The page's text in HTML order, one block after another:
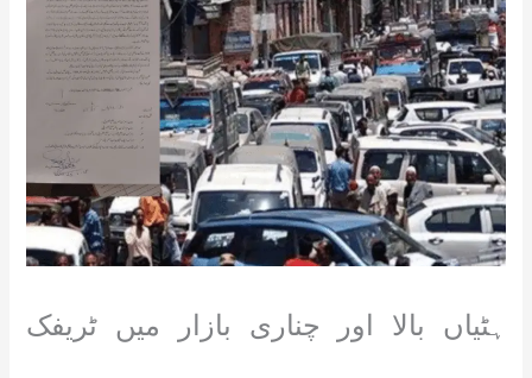
ہٹیاں بالا اور چناری بازار میں ٹریفک